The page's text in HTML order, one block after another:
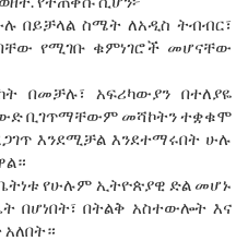
በይቻላል ስሜት ለአዲስ ትብብር፣
የሚገቡ ቁምነገሮች መሆናቸው
በመቻሉ፣ አፍሪካውያን በተለያዬ
ቢገጥማቸውም መሻኮትን ተቋቁሞ
እንደሚቻል እንደተማሩበት ሁሉ
የሁሉም ኢትዮጵያዊ ድል መሆኑ
በሆነበት፣ በትልቅ አስተውሎት እና